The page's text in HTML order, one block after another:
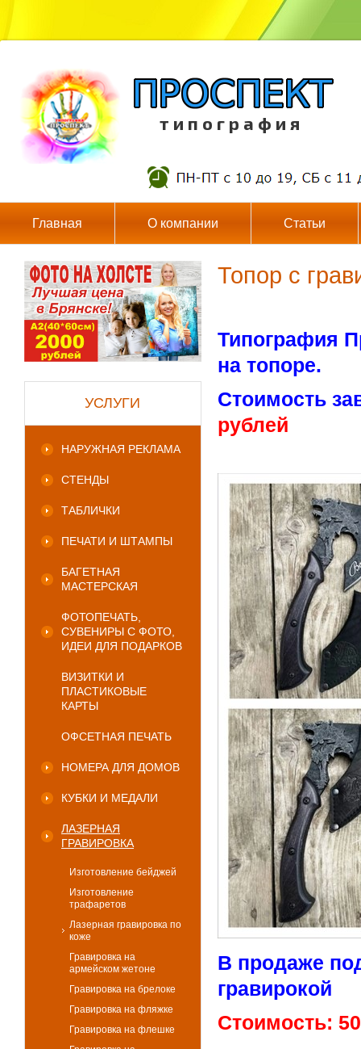
т и п о г р а ф и я
Главная О компании Статьи
УСЛУГИ
НАРУЖНАЯ РЕКЛАМА
СТЕНДЫ
ТАБЛИЧКИ
ПЕЧАТИ И ШТАМПЫ
БАГЕТНАЯ
МАСТЕРСКАЯ
ФОТОПЕЧАТЬ,
СУВЕНИРЫ С ФОТО,
ИДЕИ ДЛЯ ПОДАРКОВ
ВИЗИТКИ И
ПЛАСТИКОВЫЕ
КАРТЫ
ОФСЕТНАЯ ПЕЧАТЬ
НОМЕРА ДЛЯ ДОМОВ
КУБКИ И МЕДАЛИ
ЛАЗЕРНАЯ
ГРАВИРОВКА
Изготовление бейджей
Изготовление
трафаретов
Лазерная гравировка по
коже
Гравировка на
армейском жетоне
Гравировка на брелоке
Гравировка на фляжке
Гравировка на флешке
Топор с
Типография
на топоре.
Стоимость
рублей
В продаже
гравирокой
Стоимость: